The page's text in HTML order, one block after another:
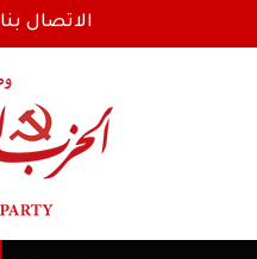
الاتصال بنا